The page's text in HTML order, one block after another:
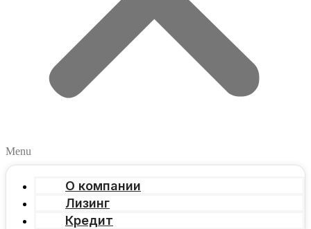
Menu
О компании
Лизинг
Кредит